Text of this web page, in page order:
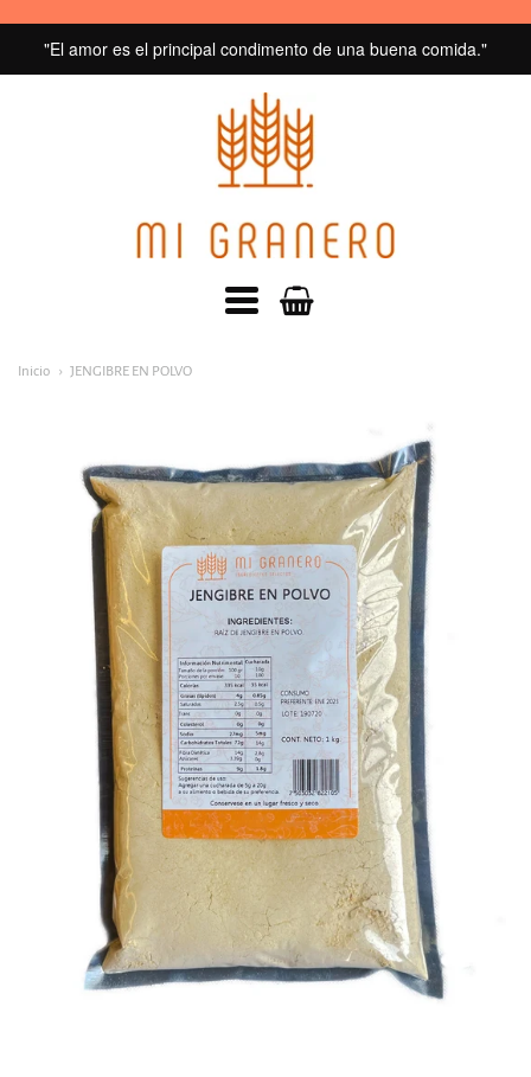
"El amor es el principal condimento de una buena comida."
Menú
Inicio JENGIBRE EN POLVO